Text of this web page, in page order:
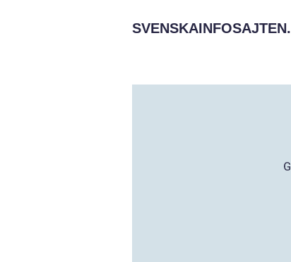
SVENSKAINFOSAJTEN.